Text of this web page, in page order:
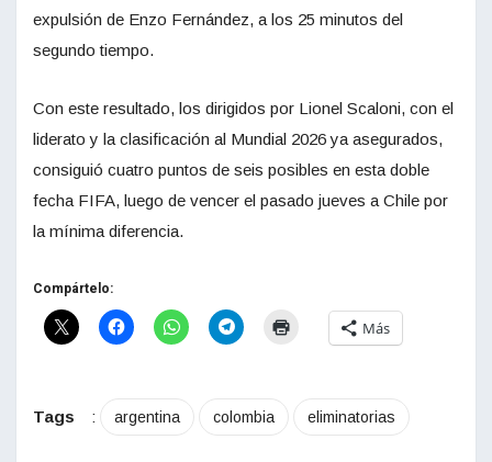
expulsión de Enzo Fernández, a los 25 minutos del
segundo tiempo.
Con este resultado, los dirigidos por Lionel Scaloni, con el
liderato y la clasificación al Mundial 2026 ya asegurados,
consiguió cuatro puntos de seis posibles en esta doble
fecha FIFA, luego de vencer el pasado jueves a Chile por
la mínima diferencia.
Compártelo:
Más
Tags : argentina colombia eliminatorias